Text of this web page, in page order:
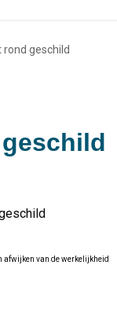
rond geschild
afwijken van de werkelijkheid